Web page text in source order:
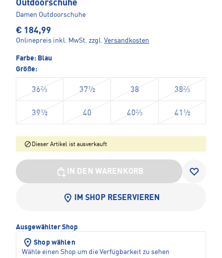
Outdoorschuhe
Damen Outdoorschuhe
€ 184,99
Onlinepreis inkl. MwSt. zzgl. Versandkosten
Farbe: Blau
Größe:
36⅔ 37½ 38 38⅔
39½ 40 40⅔ 41½
Dieser Artikel ist ausverkauft
IN DEN WARENKORB
IM SHOP RESERVIEREN
Ausgewählter Shop
Shop wählen
Wähle einen Shop um die Verfügbarkeit zu sehen